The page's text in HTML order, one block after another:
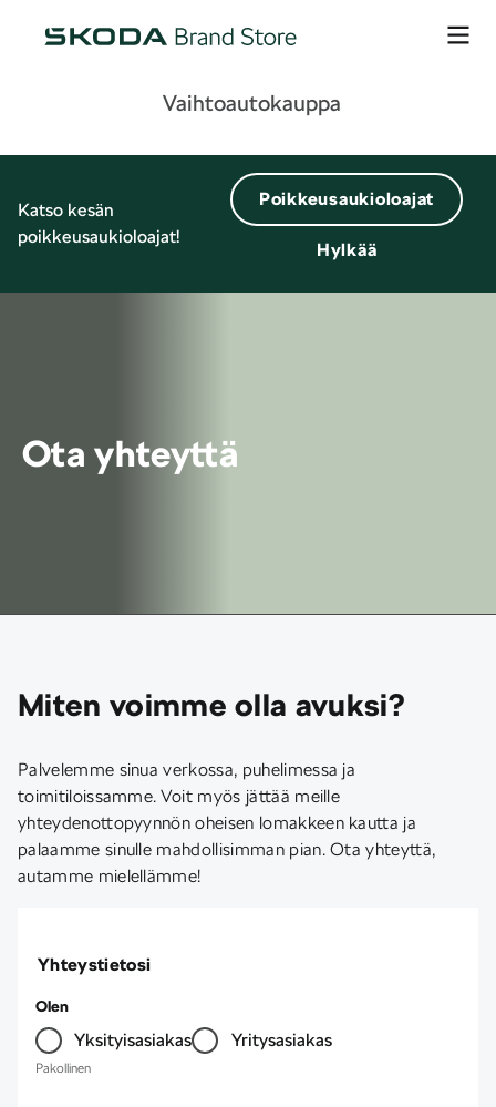
Vaihtoautokauppa
Katso kesän
poikkeusaukioloajat!
Poikkeusaukioloajat
Hylkää
Ota yhteyttä
Miten voimme olla avuksi?
Palvelemme sinua verkossa, puhelimessa ja
toimitiloissamme. Voit myös jättää meille
yhteydenottopyynnön oheisen lomakkeen kautta ja
palaamme sinulle mahdollisimman pian. Ota yhteyttä,
autamme mielellämme!
Yhteystietosi
Olen
Yksityisasiakas Yritysasiakas
Pakollinen